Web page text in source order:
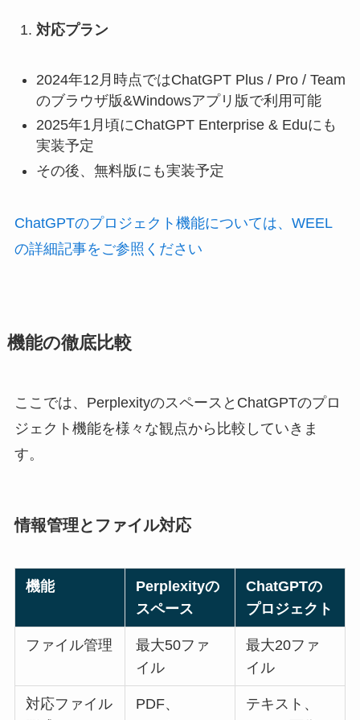
対応プラン
2024年12月時点ではChatGPT Plus / Pro / Team
のブラウザ版&Windowsアプリ版で利用可能
2025年1月頃にChatGPT Enterprise & Eduにも
実装予定
その後、無料版にも実装予定
ChatGPTのプロジェクト機能については、WEEL
の詳細記事をご参照ください
機能の徹底比較
ここでは、PerplexityのスペースとChatGPTのプロ
ジェクト機能を様々な観点から比較していきま
す。
情報管理とファイル対応
機能
Perplexityの
スペース
ChatGPTの
プロジェクト
ファイル管理
最大50ファ
イル
最大20ファ
イル
対応ファイル
PDF、
テキスト、